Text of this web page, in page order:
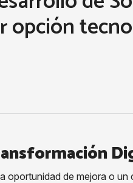
opción
oportunidad de mejora o